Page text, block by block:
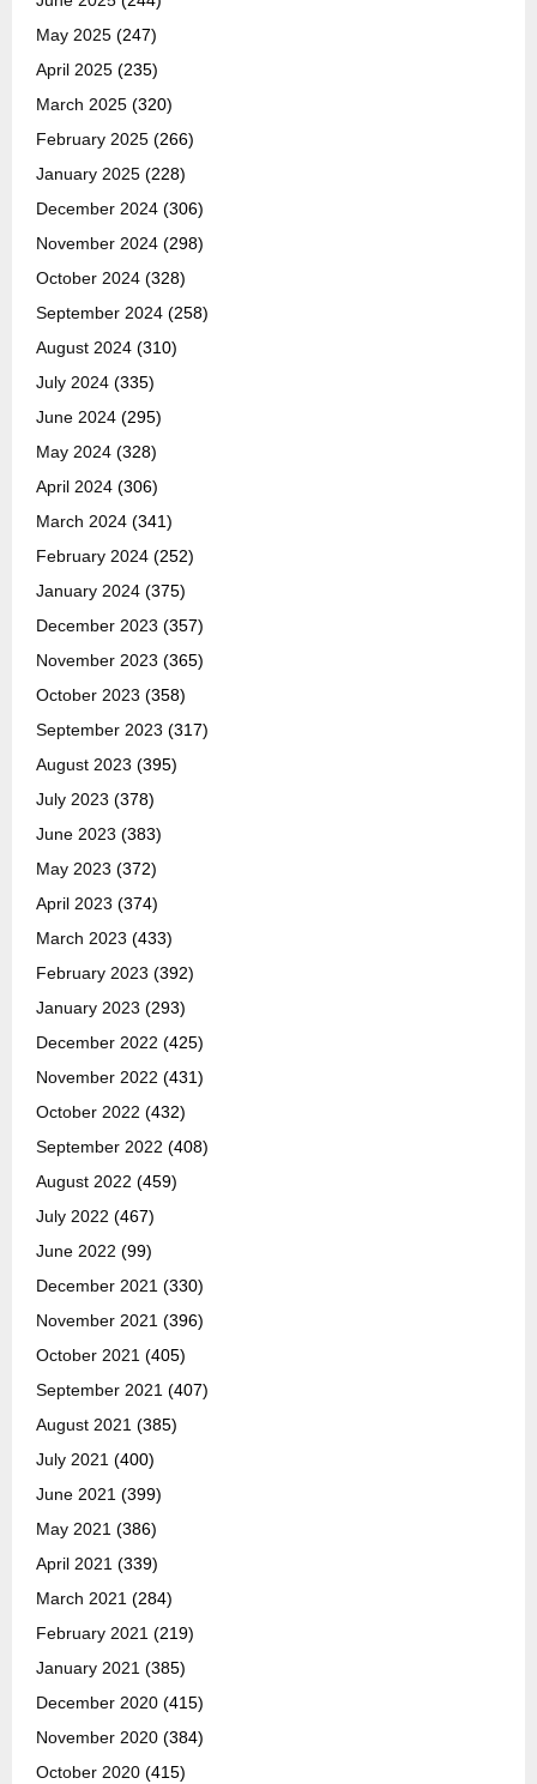
May 2025 (247)
April 2025 (235)
March 2025 (320)
February 2025 (266)
January 2025 (228)
December 2024 (306)
November 2024 (298)
October 2024 (328)
September 2024 (258)
August 2024 (310)
July 2024 (335)
June 2024 (295)
May 2024 (328)
April 2024 (306)
March 2024 (341)
February 2024 (252)
January 2024 (375)
December 2023 (357)
November 2023 (365)
October 2023 (358)
September 2023 (317)
August 2023 (395)
July 2023 (378)
June 2023 (383)
May 2023 (372)
April 2023 (374)
March 2023 (433)
February 2023 (392)
January 2023 (293)
December 2022 (425)
November 2022 (431)
October 2022 (432)
September 2022 (408)
August 2022 (459)
July 2022 (467)
June 2022 (99)
December 2021 (330)
November 2021 (396)
October 2021 (405)
September 2021 (407)
August 2021 (385)
July 2021 (400)
June 2021 (399)
May 2021 (386)
April 2021 (339)
March 2021 (284)
February 2021 (219)
January 2021 (385)
December 2020 (415)
November 2020 (384)
October 2020 (415)